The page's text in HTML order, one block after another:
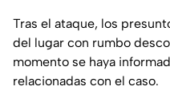
Tras el ataque, los
del lugar con rumbo
momento se haya
relacionadas con el caso.